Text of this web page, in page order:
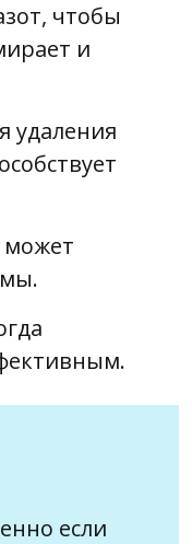
чтобы
и
удаления
может
если